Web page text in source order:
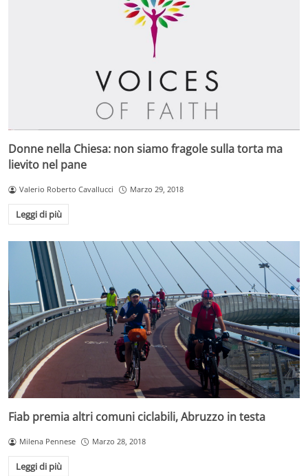
Donne nella Chiesa: non siamo fragole sulla torta ma
lievito nel pane
Valerio Roberto Cavallucci Marzo 29, 2018
Leggi di più
Fiab premia altri comuni ciclabili, Abruzzo in testa
Milena Pennese Marzo 28, 2018
Leggi di più